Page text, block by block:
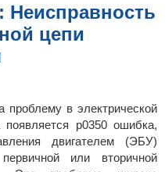
Неисправность
цепи
проблему в электрической
появляется p0350 ошибка,
двигателем (ЭБУ)
или вторичной